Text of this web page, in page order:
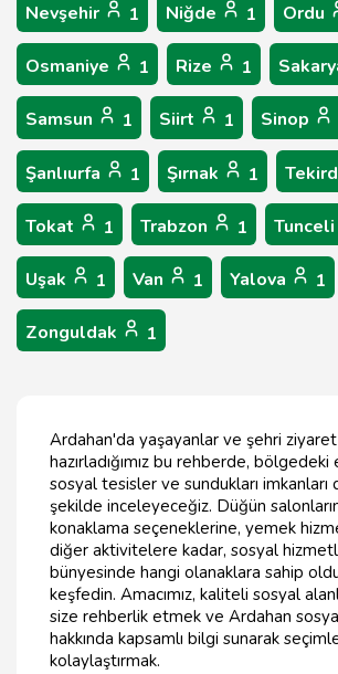
Nevşehir 1 Niğde 1 Ordu
Osmaniye 1 Rize 1
Samsun 1 Siirt 1 Sinop
Şanlıurfa 1 Şırnak 1
Tokat 1 Trabzon 1 Tunceli
Uşak 1 Van 1 Yalova 1
Zonguldak 1
Ardahan'da yaşayanlar ve şehri
hazırladığımız bu rehberde,
sosyal tesisler ve sundukları imkanları
şekilde inceleyeceğiz. Düğün
konaklama seçeneklerine, yemek
diğer aktivitelere kadar, sosyal
bünyesinde hangi olanaklara sahip
keşfedin. Amacımız, kaliteli sosyal
size rehberlik etmek ve Ardahan
hakkında kapsamlı bilgi sunarak
kolaylaştırmak.